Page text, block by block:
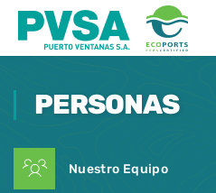
PERSONAS
Nuestro Equipo